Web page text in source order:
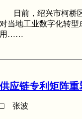
日前，绍兴市柯桥区
对当地工业数字化转
用……
供应链专利矩阵
□ 张波